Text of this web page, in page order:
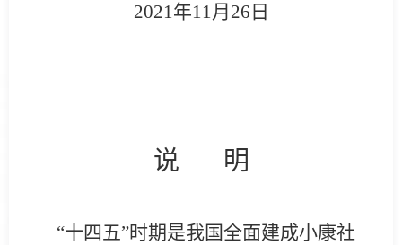
2021年11月26日
说 明
“十四五”时期是我国全面建成小康社